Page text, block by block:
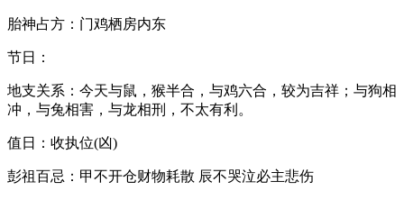
胎神占方：门鸡栖房内东
节日：
地支关系：今天与鼠，猴半合，与鸡六合，较为吉祥；与狗相
冲，与兔相害，与龙相刑，不太有利。
值日：收执位(凶)
彭祖百忌：甲不开仓财物耗散 辰不哭泣必主悲伤